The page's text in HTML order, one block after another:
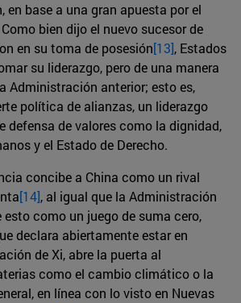
en base a una gran apuesta por el
bien dijo el nuevo sucesor de
en su toma de posesión[13], Estados
su liderazgo, pero de una manera
Administración anterior; esto es,
política de alianzas, un liderazgo
defensa de valores como la dignidad,
y el Estado de Derecho.
concibe a China como un rival
[14], al igual que la Administración
esto como un juego de suma cero,
declara abiertamente estar en
de Xi, abre la puerta al
como el cambio climático o la
en línea con lo visto en Nuevas